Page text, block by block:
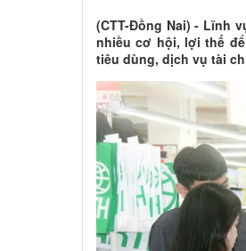
(CTT-Đồng Nai) - Lĩnh
nhiều cơ hội, lợi thế
tiêu dùng, dịch vụ tài